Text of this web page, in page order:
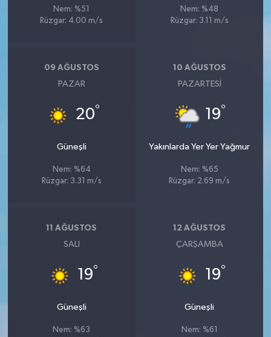
Nem: %51
Rüzgar: 4.00 m/s
Nem: %48
Rüzgar: 3.11 m/s
09 AĞUSTOS
PAZAR
20°
Güneşli
Nem: %64
Rüzgar: 3.31 m/s
10 AĞUSTOS
PAZARTESI
19°
Yakınlarda Yer Yer Yağmur
Nem: %65
Rüzgar: 2.69 m/s
11 AĞUSTOS
SALI
19°
Güneşli
Nem: %63
12 AĞUSTOS
ÇARŞAMBA
19°
Güneşli
Nem: %61